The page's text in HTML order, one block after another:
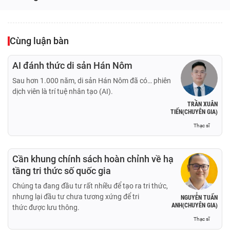
Cùng luận bàn
TRẦN XUÂN
TIẾN(CHUYÊN GIA)
Thạc sĩ
AI đánh thức di sản Hán Nôm
Sau hơn 1.000 năm, di sản Hán Nôm đã có… phiên
dịch viên là trí tuệ nhân tạo (AI).
NGUYỄN TUẤN
ANH(CHUYÊN GIA)
Thạc sĩ
Cần khung chính sách hoàn chỉnh về hạ
tầng tri thức số quốc gia
Chúng ta đang đầu tư rất nhiều để tạo ra tri thức,
nhưng lại đầu tư chưa tương xứng để tri
thức được lưu thông.